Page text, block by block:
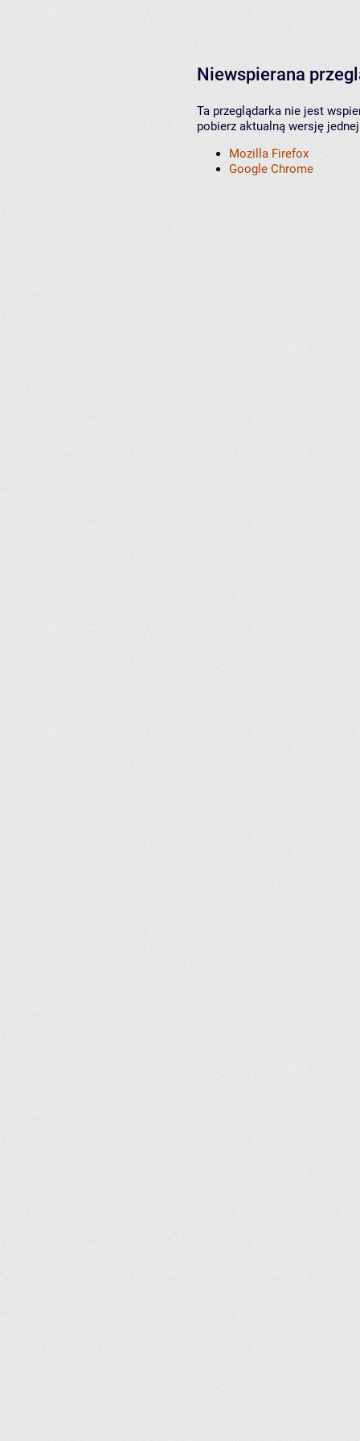
Niewspierana
Ta przeglądarka nie jest
pobierz aktualną wersję
Mozilla Firefox
Google Chrome